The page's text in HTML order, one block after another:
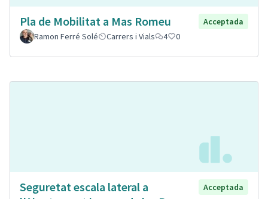
Pla de Mobilitat a Mas Romeu
Acceptada
Ramon Ferré Solé
Carrers i Vials 4 0
Seguretat escala lateral a
Acceptada